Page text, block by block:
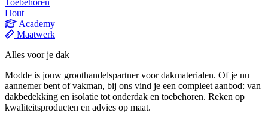
Toebehoren
Hout
Academy
Maatwerk
Alles voor je dak
Modde is jouw groothandelspartner voor dakmaterialen. Of je nu
aannemer bent of vakman, bij ons vind je een compleet aanbod: van
dakbedekking en isolatie tot onderdak en toebehoren. Reken op
kwaliteitsproducten en advies op maat.